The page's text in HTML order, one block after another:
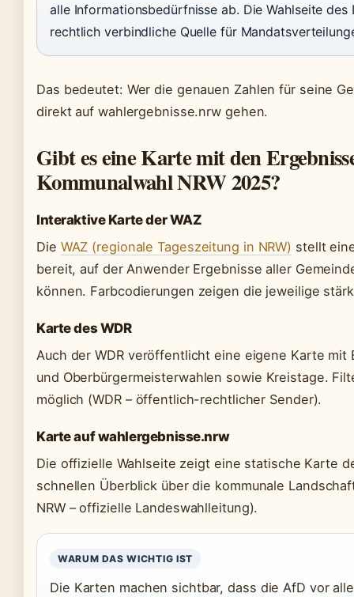
alle Informationsbedürfnisse ab. Die Wahlseite des
rechtlich verbindliche Quelle für
Das bedeutet: Wer die genauen Zahlen für seine
direkt auf wahlergebnisse.nrw gehen.
Gibt es eine Karte mit den
Kommunalwahl NRW 2025?
Interaktive Karte der WAZ
Die WAZ (regionale Tageszeitung in NRW) stellt
bereit, auf der Anwender Ergebnisse aller
können. Farbcodierungen zeigen die jeweilige
Karte des WDR
Auch der WDR veröffentlicht eine eigene Karte mit
und Oberbürgermeisterwahlen sowie Kreistage.
möglich (WDR – öffentlich-rechtlicher Sender).
Karte auf wahlergebnisse.nrw
Die offizielle Wahlseite zeigt eine statische Karte
schnellen Überblick über die kommunale
NRW – offizielle Landeswahlleitung).
WARUM DAS WICHTIG IST
Die Karten machen sichtbar, dass die AfD vor